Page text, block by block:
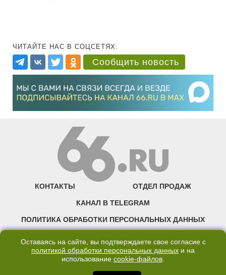
ЧИТАЙТЕ НАС В СОЦСЕТЯХ:
Сообщить новость
КОНТАКТЫ ОТДЕЛ ПРОДАЖ
КАНАЛ В TELEGRAM
ПОЛИТИКА ОБРАБОТКИ ПЕРСОНАЛЬНЫХ ДАННЫХ
©2007—2025 66.RU. Воспроизведение, сообщение, доведение до всеобщего
Оставаясь на сайте, вы подтверждаете свое согласие с
политикой обработки персональных данных и на
использование cookie-файлов.